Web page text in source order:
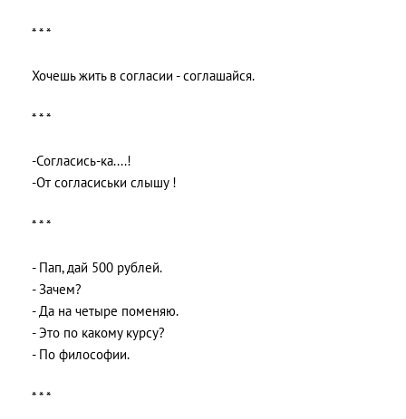
* * *
Хочешь жить в согласии - соглашайся.
* * *
-Согласись-ка....!
-От согласиськи слышу !
* * *
- Пап, дай 500 рублей.
- Зачем?
- Да на четыре поменяю.
- Это по какому курсу?
- По философии.
* * *